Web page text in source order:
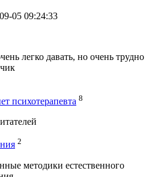
05 09:24:33
легко давать, но очень трудно
психотерапевта 8
2
методики естественного